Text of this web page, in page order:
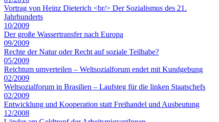
Vortrag von Heinz Dieterich <br/> Der Sozialismus des 21.
Jahrhunderts
10/2009
Der große Wassertransfer nach Europa
09/2009
Rechte der Natur oder Recht auf soziale Teilhabe?
05/2009
Reichtum umverteilen – Weltsozialforum endet mit Kundgebung
02/2009
Weltsozialforum in Brasilien – Laufsteg für die linken Staatschefs
02/2009
Entwicklung und Kooperation statt Freihandel und Ausbeutung
12/2008